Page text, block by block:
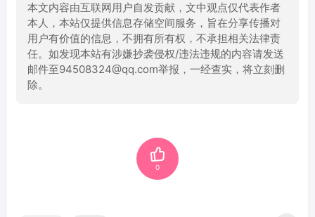
本文内容由互联网用户自发贡献，文中观点仅代表作者
本人，本站仅提供信息存储空间服务，旨在分享传播对
用户有价值的信息，不拥有所有权，不承担相关法律责
任。如发现本站有涉嫌抄袭侵权/违法违规的内容请发送
邮件至94508324@qq.com举报，一经查实，将立刻删
除。
0